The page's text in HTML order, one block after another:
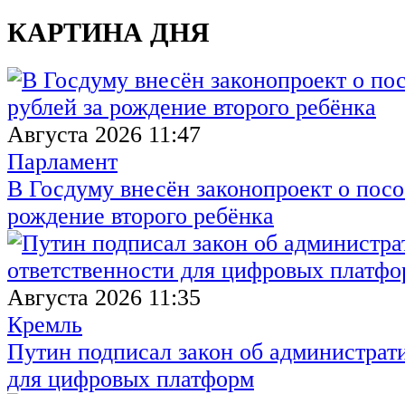
КАРТИНА ДНЯ
Августа 2026 11:47
Парламент
В Госдуму внесён законопроект о
рождение второго ребёнка
Августа 2026 11:35
Кремль
Путин подписал закон об
для цифровых платформ